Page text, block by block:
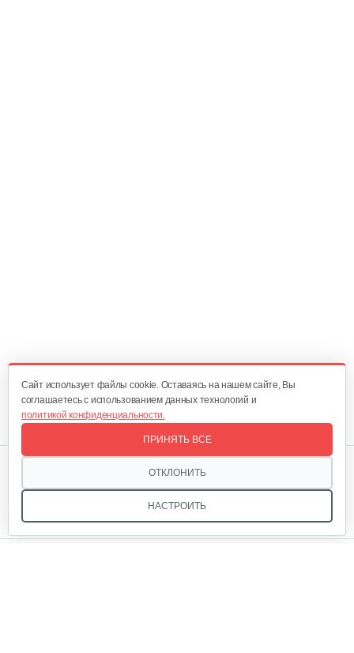
Cайт использует файлы cookie. Оставаясь на нашем сайте, Вы
соглашаетесь с использованием данных технологий и
политикой конфиденциальности.
НАСТРОИТЬ
ОТКЛОНИТЬ
ПРИНЯТЬ ВСЕ